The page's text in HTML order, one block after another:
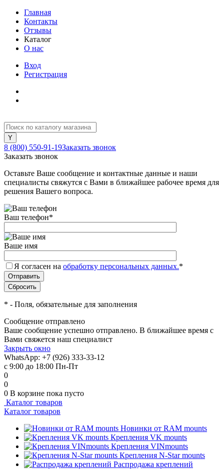
Главная
Контакты
Отзывы
Каталог
О нас
Вход
Регистрация
8 (800) 550-91-19Заказать звонок
Заказать звонок
Оставьте Ваше сообщение и контактные данные и наши
специалисты свяжутся с Вами в ближайшее рабочее время для
решения Вашего вопроса.
Ваш телефон*
Ваше имя
Я согласен на обработку персональных данных.*
* - Поля, обязательные для заполнения
Сообщение отправлено
Ваше сообщение успешно отправлено. В ближайшее время с
Вами свяжется наш специалист
Закрыть окно
WhatsApp: +7 (926) 333-33-12
с 9:00 до 18:00 Пн-Пт
0
0
0 В корзине пока пусто
Каталог товаров
Каталог товаров
Новинки от RAM mounts
Крепления VK mounts
Крепления VINmounts
Крепления N-Star mounts
Распродажа креплений